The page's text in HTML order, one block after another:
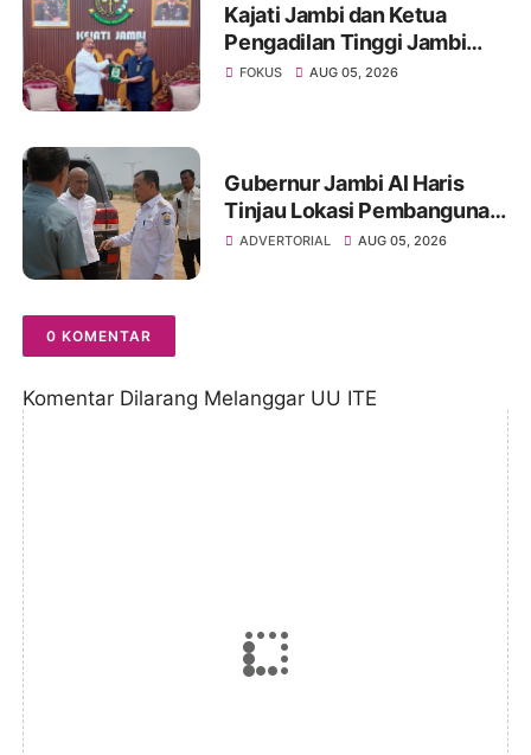
Kajati Jambi dan Ketua
Pengadilan Tinggi Jambi
Berkomitmen Perkuat
FOKUS AUG 05, 2026
Gubernur Jambi Al Haris
Tinjau Lokasi Pembangunan
Sekolah Rakyat dan Lokasi
ADVERTORIAL AUG 05, 2026
0 KOMENTAR
Komentar Dilarang Melanggar UU ITE